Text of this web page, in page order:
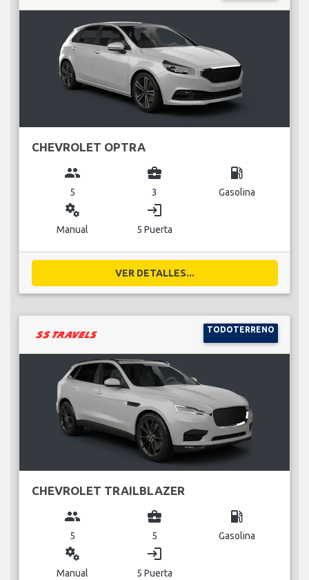
CHEVROLET OPTRA
group
5
business_center
3
local_gas_station
Gasolina
miscellaneous_services
Manual
login
5 Puerta
VER DETALLES...
TODOTERRENO
CHEVROLET TRAILBLAZER
group
5
business_center
5
local_gas_station
Gasolina
miscellaneous_services
Manual
login
5 Puerta